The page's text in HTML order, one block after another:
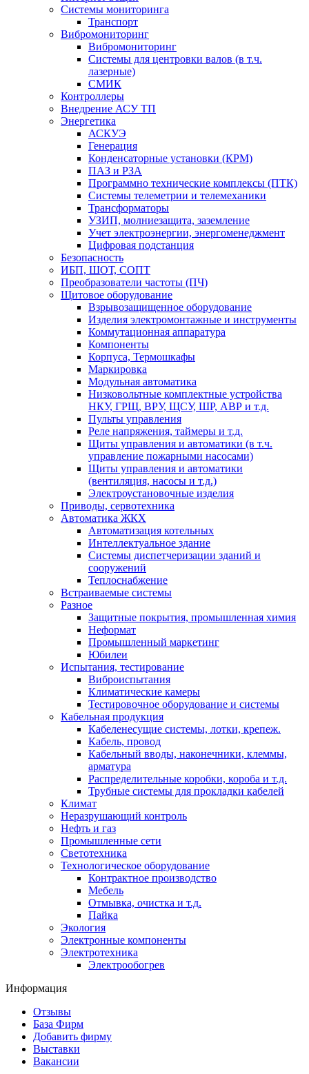
Системы мониторинга
Транспорт
Вибромониторинг
Вибромониторинг
Системы для центровки валов (в т.ч.
лазерные)
СМИК
Контроллеры
Внедрение АСУ ТП
Энергетика
АСКУЭ
Генерация
Конденсаторные установки (КРМ)
ПАЗ и РЗА
Программно технические комплексы (ПТК)
Системы телеметрии и телемеханики
Трансформаторы
УЗИП, молниезащита, заземление
Учет электроэнергии, энергоменеджмент
Цифровая подстанция
Безопасность
ИБП, ШОТ, СОПТ
Преобразователи частоты (ПЧ)
Щитовое оборудование
Взрывозащищенное оборудование
Изделия электромонтажные и инструменты
Коммутационная аппаратура
Компоненты
Корпуса, Термошкафы
Маркировка
Модульная автоматика
Низковольтные комплектные устройства
НКУ, ГРЩ, ВРУ, ЩСУ, ШР, АВР и т.д.
Пульты управления
Реле напряжения, таймеры и т.д.
Щиты управления и автоматики (в т.ч.
управление пожарными насосами)
Щиты управления и автоматики
(вентиляция, насосы и т.д.)
Электроустановочные изделия
Приводы, сервотехника
Автоматика ЖКХ
Автоматизация котельных
Интеллектуальное здание
Системы диспетчеризации зданий и
сооружений
Теплоснабжение
Встраиваемые системы
Разное
Защитные покрытия, промышленная химия
Неформат
Промышленный маркетинг
Юбилеи
Испытания, тестирование
Виброиспытания
Климатические камеры
Тестировочное оборудование и системы
Кабельная продукция
Кабеленесущие системы, лотки, крепеж.
Кабель, провод
Кабельный вводы, наконечники, клеммы,
арматура
Распределительные коробки, короба и т.д.
Трубные системы для прокладки кабелей
Климат
Неразрушающий контроль
Нефть и газ
Промышленные сети
Светотехника
Технологическое оборудование
Контрактное производство
Мебель
Отмывка, очистка и т.д.
Пайка
Экология
Электронные компоненты
Электротехника
Электрообогрев
Информация
Отзывы
База Фирм
Добавить фирму
Выставки
Вакансии